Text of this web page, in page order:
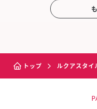
トップ ルクアスタイ